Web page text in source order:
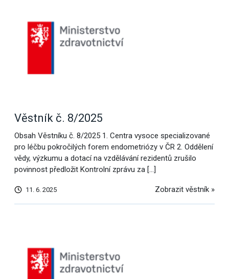
Věstník č. 8/2025
Obsah Věstníku č. 8/2025 1. Centra vysoce specializované
pro léčbu pokročilých forem endometriózy v ČR 2. Oddělení
vědy, výzkumu a dotací na vzdělávání rezidentů zrušilo
povinnost předložit Kontrolní zprávu za […]
11. 6. 2025 Zobrazit věstník »